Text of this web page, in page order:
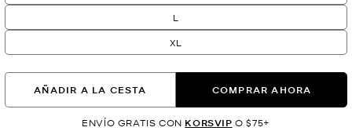
L
XL
AÑADIR A LA CESTA COMPRAR AHORA
ENVÍO GRATIS CON KORSVIP O $75+